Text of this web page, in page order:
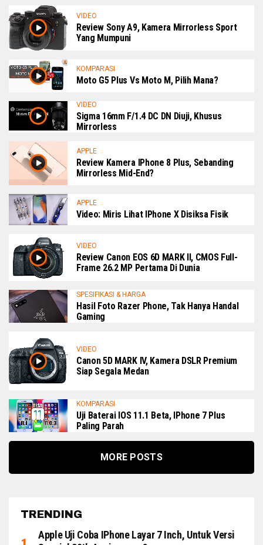
VIDEO
Review Sony A9, Kamera Mirrorless Sport
Yang Mumpuni
KOMPARASI
Moto G5 Plus Vs Moto M, Pilih Mana?
VIDEO
Sigma 16mm F/1.4 DC DN Diuji, Khusus
Mirrorless
APPLE
Review Kamera IPhone 8 Plus, Sebanding
Mirrorless Mid-End?
APPLE
Video: Miris Lihat IPhone X Disiksa Fisik
VIDEO
Review Canon EOS 6D MARK II, CMOS Full-
Frame 26.2 MP Pertama Di Dunia
SPESIFIKASI & HARGA
Hasil Foto Razer Phone, Tak Hanya Handal
Gaming
VIDEO
Canon 5D MARK IV, Kamera DSLR Premium
Siap Segala Medan
KOMPARASI
Uji Baterai IOS 11.1 Beta, IPhone 7 Plus
Paling Parah
MORE POSTS
TRENDING
Apple Uji Coba IPhone Layar 7 Inch, Untuk Versi